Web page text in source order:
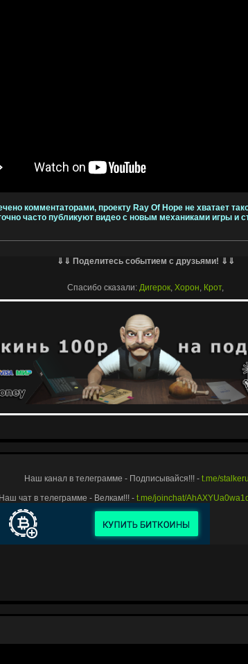
комментаторами, проекту Ray Of Hope не хватает
часто публикуют видео с новым механиками игры и
⇓⇓ Поделитесь событием с друзьями! ⇓⇓
Спасибо сказали: Дигерок, Хорон, Крот,
Наш канал в телеграмме - Подписывайся!!! - t.me/
Наш чат в телеграмме - Велкам!!! - t.me/joinchat/